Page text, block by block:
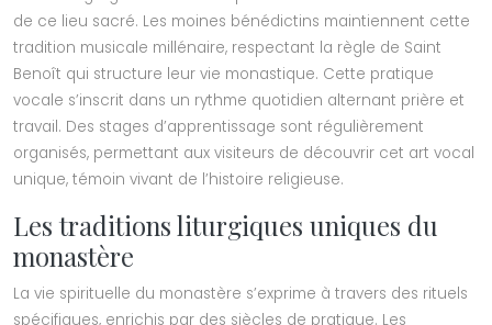
de ce lieu sacré. Les moines bénédictins maintiennent cette
tradition musicale millénaire, respectant la règle de Saint
Benoît qui structure leur vie monastique. Cette pratique
vocale s’inscrit dans un rythme quotidien alternant prière et
travail. Des stages d’apprentissage sont régulièrement
organisés, permettant aux visiteurs de découvrir cet art vocal
unique, témoin vivant de l’histoire religieuse.
Les traditions liturgiques uniques du
monastère
La vie spirituelle du monastère s’exprime à travers des rituels
spécifiques, enrichis par des siècles de pratique. Les